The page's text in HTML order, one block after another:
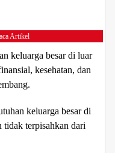
Artikel
keluarga besar di luar
kesehatan, dan
keluarga besar di
tidak terpisahkan dari